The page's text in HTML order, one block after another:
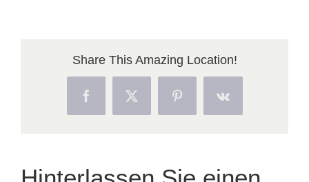
Share This Amazing Location!
FacebookX PinterestVk